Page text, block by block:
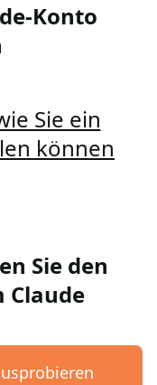
Konto
Sie ein
können
Sie den
Claude